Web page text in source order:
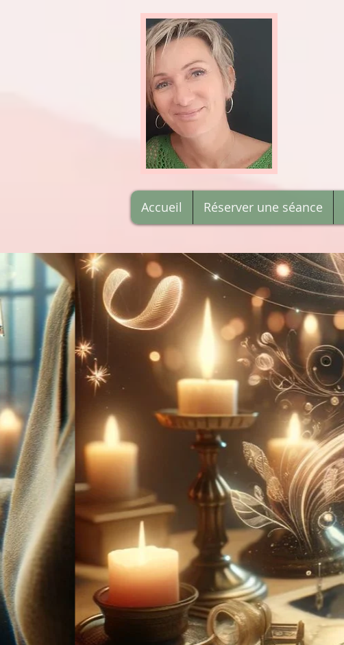
Accueil Réserver une séance